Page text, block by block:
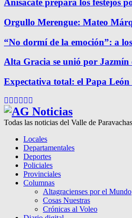
Anisacate prepara los festejos
Orgullo Merengue: Mateo
“No dormí de la emoción”: a
Alta Gracia se unió por
Expectativa total: el Papa
Facebook
Twitter
Instagram
Pinterest
Google
Todas las noticias del Valle de
Locales
Departamentales
Deportes
Policiales
Provinciales
Columnas
Altagracienses por el Mundo
Cosas Nuestras
Crónicas al Voleo